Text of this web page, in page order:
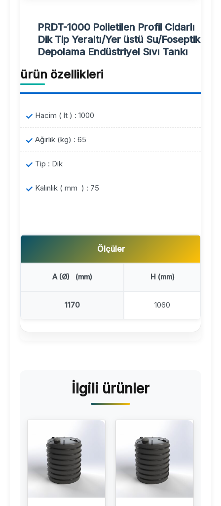
PRDT-1000 Polietilen Profil Cidarlı
Dik Tip Yeraltı/Yer üstü Su/Foseptik
Depolama Endüstriyel Sıvı Tankı
ürün özellikleri
Hacim ( lt ) : 1000
Ağırlık (kg) : 65
Tip : Dik
Kalınlık ( mm ) : 75
Ölçüler
A (Ø) (mm) H (mm)
1170 1060
İlgili ürünler